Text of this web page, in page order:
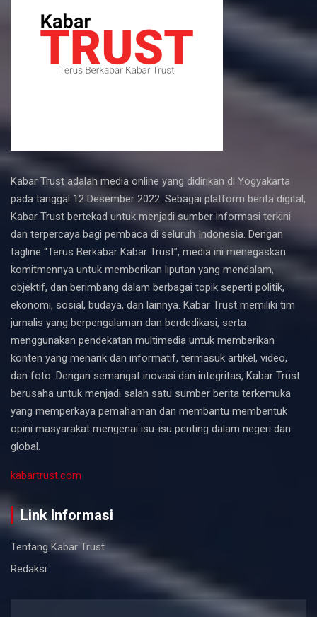
Kabar Trust adalah media online yang didirikan di Yogyakarta
pada tanggal 12 Desember 2022. Sebagai platform berita digital,
Kabar Trust bertekad untuk menjadi sumber informasi terkini
dan terpercaya bagi pembaca di seluruh Indonesia. Dengan
tagline “Terus Berkabar Kabar Trust”, media ini menegaskan
komitmennya untuk memberikan liputan yang mendalam,
objektif, dan berimbang dalam berbagai topik seperti politik,
ekonomi, sosial, budaya, dan lainnya. Kabar Trust memiliki tim
jurnalis yang berpengalaman dan berdedikasi, serta
menggunakan pendekatan multimedia untuk memberikan
konten yang menarik dan informatif, termasuk artikel, video,
dan foto. Dengan semangat inovasi dan integritas, Kabar Trust
berusaha untuk menjadi salah satu sumber berita terkemuka
yang memperkaya pemahaman dan membantu membentuk
opini masyarakat mengenai isu-isu penting dalam negeri dan
global.
kabartrust.com
Link Informasi
Tentang Kabar Trust
Redaksi